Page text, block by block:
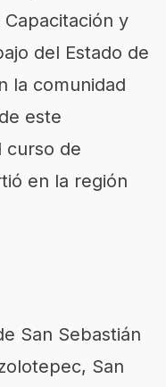
y
del Estado de
la comunidad
este
curso de
en la región
San Sebastián
San